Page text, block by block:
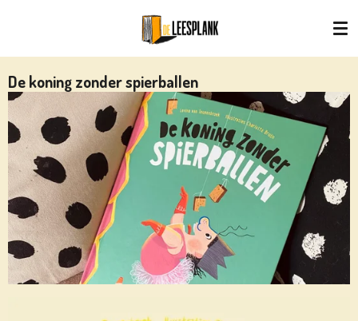
naar
de
hoofdinhoud
De koning zonder spierballen